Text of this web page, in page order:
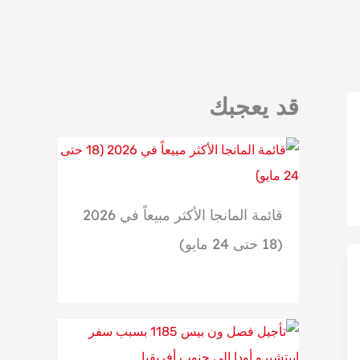
قد يعجبك
قائمة المانجا الأكثر مبيعاً في 2026
(18 حتى 24 مايو)